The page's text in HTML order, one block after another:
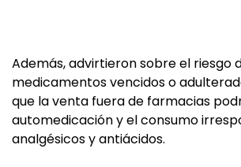
Además, advirtieron sobre el riesgo
medicamentos vencidos o
que la venta fuera de farmacias
automedicación y el consumo
analgésicos y antiácidos.